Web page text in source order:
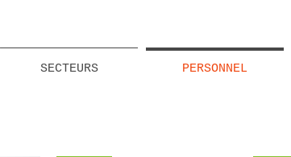
SECTEURS PERSONNEL